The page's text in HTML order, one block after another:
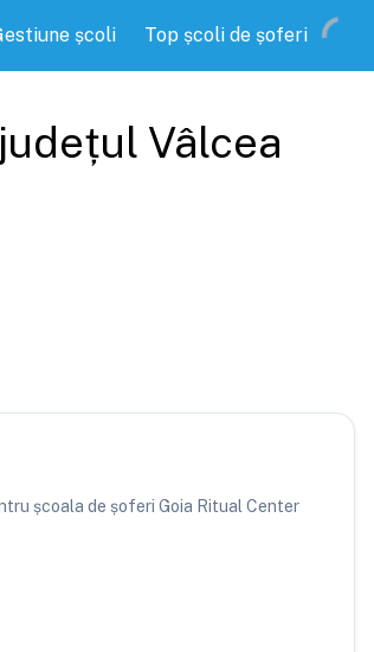
școli Top școli de șoferi
Vâlcea
școala de șoferi Goia Ritual Center